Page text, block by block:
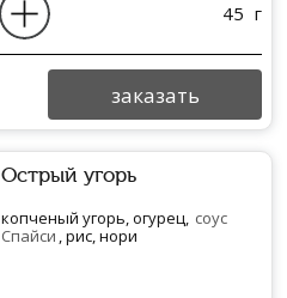
45 г
заказать
Острый угорь
копченый угорь, огурец, соус
Спайси , рис, нори